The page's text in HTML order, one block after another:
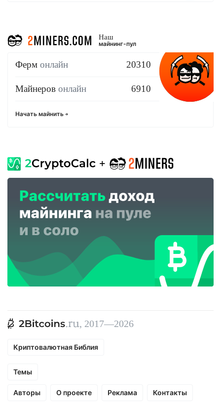
Наш
майнинг-пул
Ферм онлайн 20310
Майнеров онлайн 6910
Начать майнить
, 2017—2026
Криптовалютная Библия
Темы
Авторы О проекте Реклама Контакты